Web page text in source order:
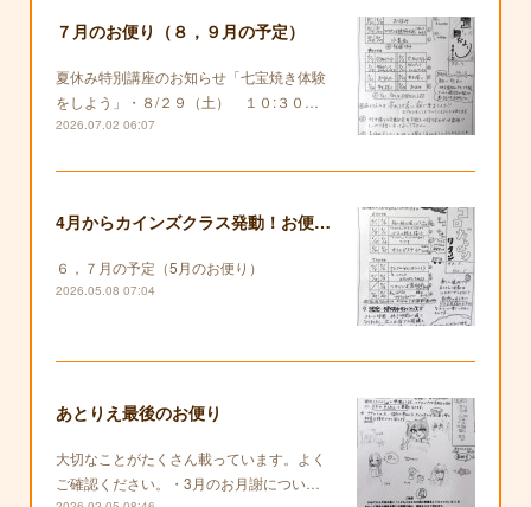
７月のお便り（８，９月の予定）
夏休み特別講座のお知らせ「七宝焼き体験
をしよう」・８/２９（土） １０:３０…
2026.07.02 06:07
4月からカインズクラス発動！お便りも復活します！
６，７月の予定（5月のお便り）
2026.05.08 07:04
あとりえ最後のお便り
大切なことがたくさん載っています。よく
ご確認ください。・3月のお月謝につい…